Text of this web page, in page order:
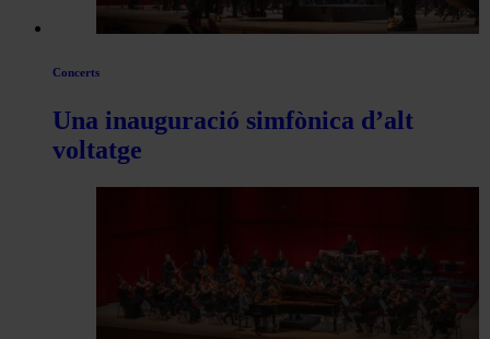
Concerts
Una inauguració simfònica d’alt
voltatge